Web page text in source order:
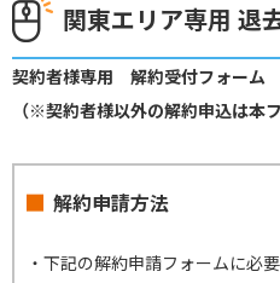
関東エリア専用 退
契約者様専用 解約受付フォーム
（※契約者様以外の解約申込は本
解約申請方法
・下記の解約申請フォームに必